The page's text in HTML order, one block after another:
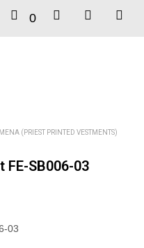
0
(PRIEST PRINTED VESTMENTS)
SB006-03
03